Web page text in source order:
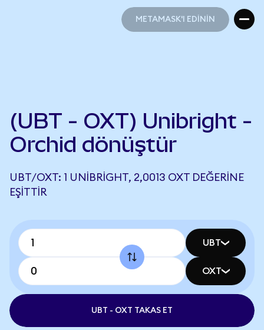
METAMASK'I EDİNİN
(UBT - OXT) Unibright -
Orchid dönüştür
UBT/OXT: 1 UNIBRIGHT, 2,0013 OXT DEĞERINE
EŞITTIR
UBT
OXT
UBT - OXT TAKAS ET